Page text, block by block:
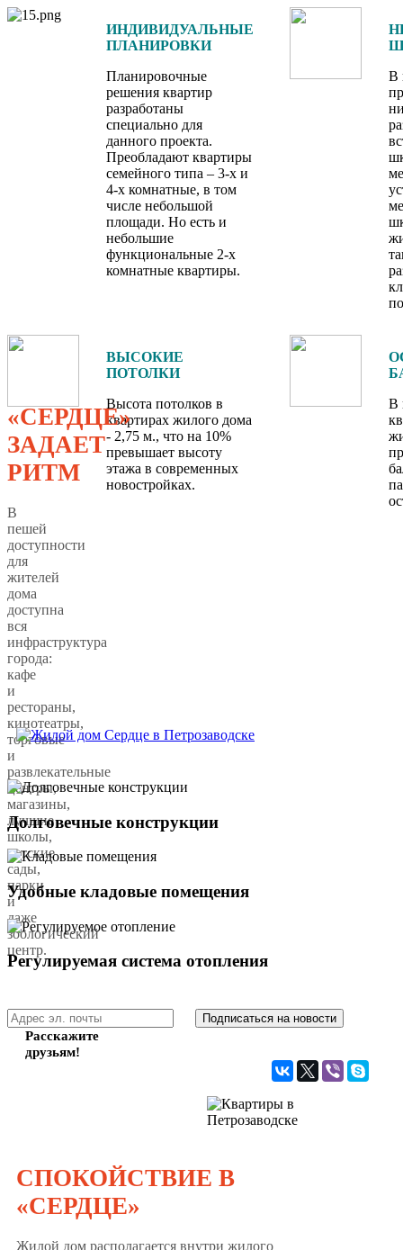
ИНДИВИДУАЛЬНЫЕ
ПЛАНИРОВКИ
Планировочные
решения квартир
разработаны
специально для
данного проекта.
Преобладают квартиры
семейного типа – 3-х и
4-х комнатные, в том
числе небольшой
площади. Но есть и
небольшие
функциональные 2-х
комнатные квартиры.
В
ВЫСОКИЕ
ПОТОЛКИ
Высота потолков в
квартирах жилого дома
- 2,75 м., что на 10%
превышает высоту
этажа в современных
новостройках.
В
«СЕРДЦЕ»
ЗАДАЕТ
РИТМ
В
пешей
доступности
для
жителей
дома
доступна
вся
инфраструктура
города:
кафе
и
рестораны,
кинотеатры,
торговые
и
развлекательные
центры,
магазины,
лучшие
школы,
детские
сады,
парки
и
даже
зоологический
центр.
Подписаться на новости
Расскажите
друзьям!
Долговечные конструкции
Удобные кладовые помещения
Регулируемая система отопления
СПОКОЙСТВИЕ В
«СЕРДЦЕ»
Жилой дом располагается внутри жилого